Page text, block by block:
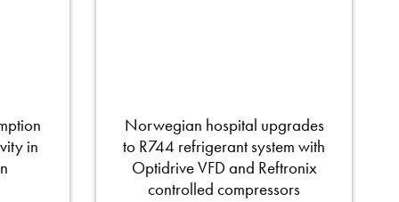
in
Norwegian hospital upgrades
to R744 refrigerant system with
Optidrive VFD and Reftronix
controlled compressors